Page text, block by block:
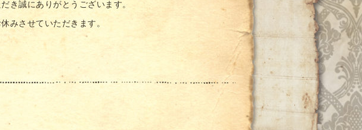
き誠にありがとうございます。
みさせていただきます。